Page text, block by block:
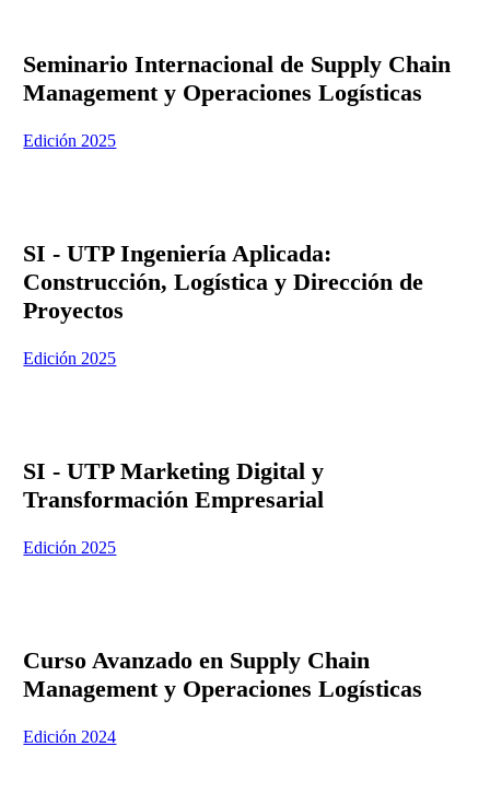
Seminario Internacional de Supply Chain
Management y Operaciones Logísticas
Edición 2025
SI - UTP Ingeniería Aplicada:
Construcción, Logística y Dirección de
Proyectos
Edición 2025
SI - UTP Marketing Digital y
Transformación Empresarial
Edición 2025
Curso Avanzado en Supply Chain
Management y Operaciones Logísticas
Edición 2024